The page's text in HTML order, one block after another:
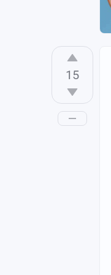
15